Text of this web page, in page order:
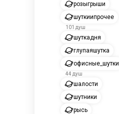
розыгрыши
шуткиипрочее
101 душ
шуткадня
глупаяшутка
офисные_шутки
44 душ
шалости
шутники
рысь